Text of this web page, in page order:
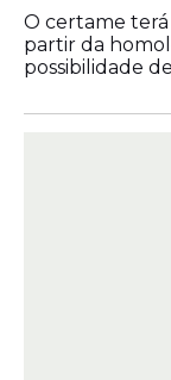
O certame terá
partir da
possibilidade